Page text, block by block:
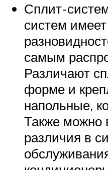
Сплит-
систем
самым
Различают
форме и
напольные,
Также можно
различия в